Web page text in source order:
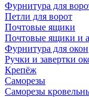
Фурнитура для
Петли для ворот
Почтовые ящики
Почтовые ящики и
Фурнитура для окон
Ручки и завертки
Крепёж
Саморезы
Саморезы